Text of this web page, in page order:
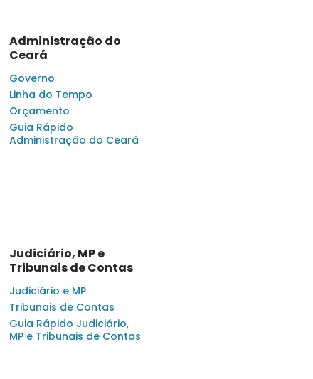
Administração do
Ceará
Governo
Linha do Tempo
Orçamento
Guia Rápido
Administração do Ceará
Judiciário, MP e
Tribunais de Contas
Judiciário e MP
Tribunais de Contas
Guia Rápido Judiciário,
MP e Tribunais de Contas